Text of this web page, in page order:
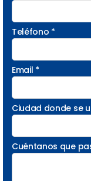
Teléfono *
Email *
Ciudad donde se
Cuéntanos que